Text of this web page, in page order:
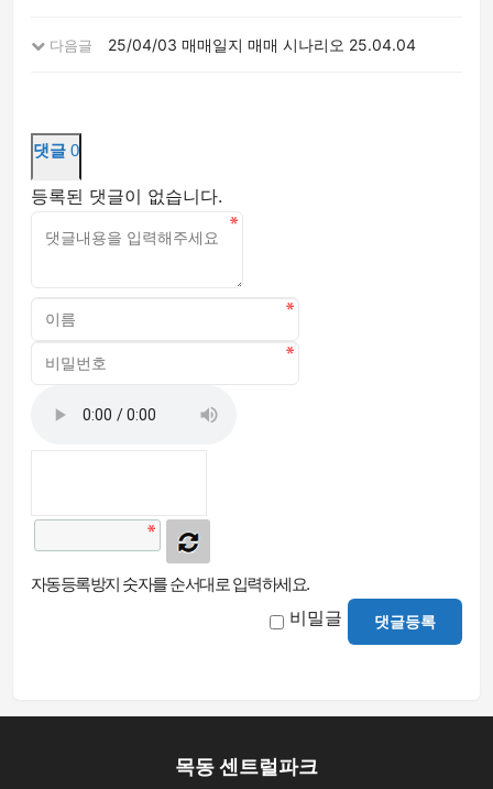
다음글 25/04/03 매매일지 매매 시나리오 25.04.04
댓글 0
등록된 댓글이 없습니다.
자동등록방지 숫자를 순서대로 입력하세요.
비밀글 댓글등록
목동 센트럴파크